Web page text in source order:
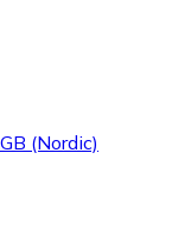
(Nordic)